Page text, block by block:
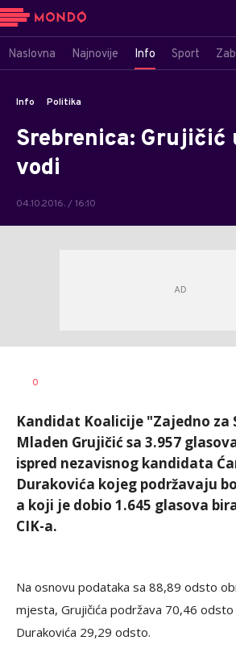
Naslovna Najnovije Info Sport
Info Politika
Srebrenica: Grujičić
vodi
04.10.2016. / 16:10
AUTOR
0
Kandidat Koalicije "Zajedno za
Mladen Grujičić sa 3.957
ispred nezavisnog kandidata
Durakovića kojeg podržavaju
a koji je dobio 1.645 glasova
CIK-a.
Na osnovu podataka sa 88,89 odsto
mjesta, Grujičića podržava 70,46 odsto
Durakovića 29,29 odsto.